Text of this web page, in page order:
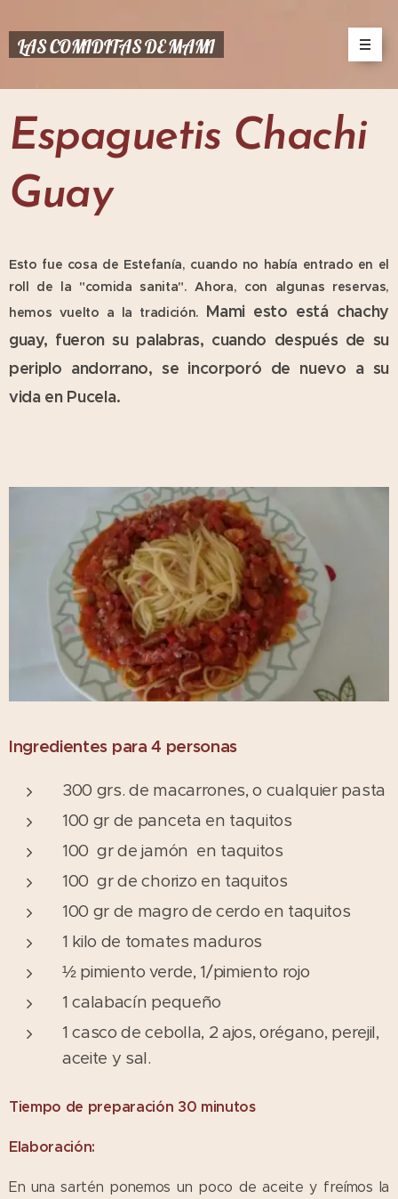
LAS COMIDITAS DE MAMI
Espaguetis Chachi
Guay
Esto fue cosa de Estefanía, cuando no había entrado en el
roll de la "comida sanita". Ahora, con algunas reservas,
hemos vuelto a la tradición. Mami esto está chachy
guay, fueron su palabras, cuando después de su
periplo andorrano, se incorporó de nuevo a su
vida en Pucela.
Ingredientes para 4 personas
300 grs. de macarrones, o cualquier pasta
100 gr de panceta en taquitos
100 gr de jamón en taquitos
100 gr de chorizo en taquitos
100 gr de magro de cerdo en taquitos
1 kilo de tomates maduros
½ pimiento verde, 1/pimiento rojo
1 calabacín pequeño
1 casco de cebolla, 2 ajos, orégano, perejil,
aceite y sal.
Tiempo de preparación 30 minutos
Elaboración:
En una sartén ponemos un poco de aceite y freímos la